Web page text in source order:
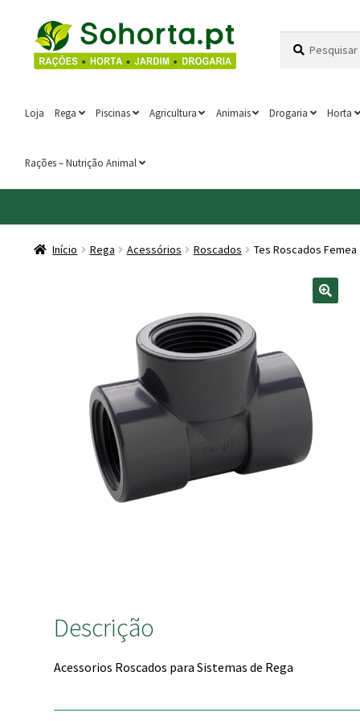
Ir
para
a
Saltar
para
o
por:
Loja Rega Piscinas Agricultura Animais Drogaria Horta
Rações – Nutrição Animal
Início Rega Acessórios Roscados Tes Roscados Femea
Descrição
Acessorios Roscados para Sistemas de Rega